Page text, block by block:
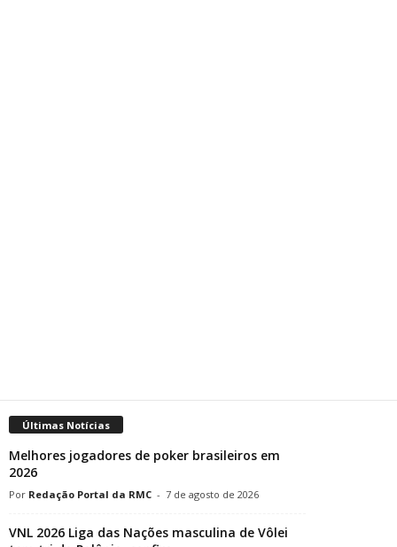
Últimas Notícias
Melhores jogadores de poker brasileiros em
2026
Redação Portal da RMC - 7 de agosto de 2026
VNL 2026 Liga das Nações masculina de Vôlei